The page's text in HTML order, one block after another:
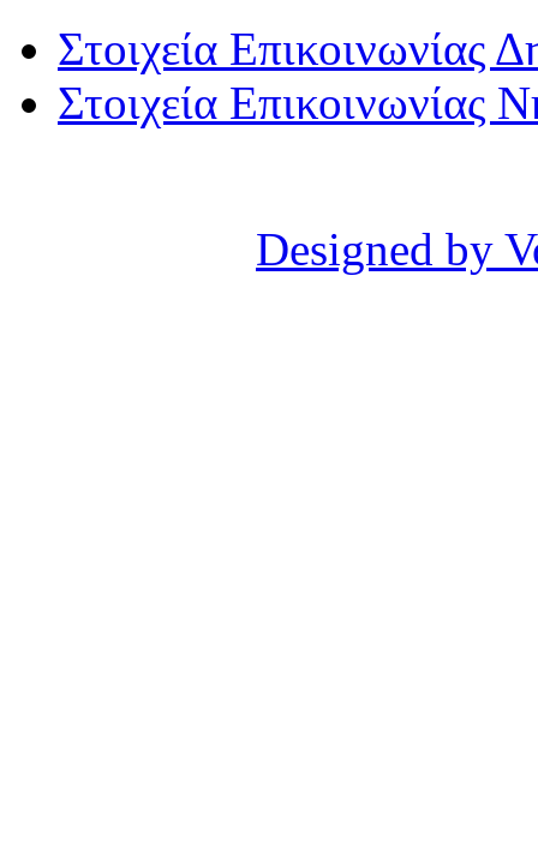
Στοιχεία Επικοινωνίας
Στοιχεία Επικοινωνίας
Designed by